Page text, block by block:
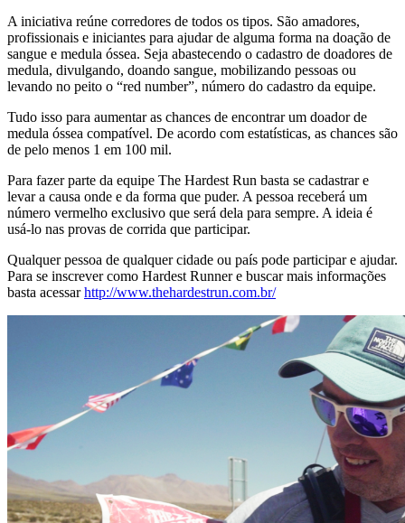
A iniciativa reúne corredores de todos os tipos. São amadores,
profissionais e iniciantes para ajudar de alguma forma na doação de
sangue e medula óssea. Seja abastecendo o cadastro de doadores de
medula, divulgando, doando sangue, mobilizando pessoas ou
levando no peito o “red number”, número do cadastro da equipe.
Tudo isso para aumentar as chances de encontrar um doador de
medula óssea compatível. De acordo com estatísticas, as chances são
de pelo menos 1 em 100 mil.
Para fazer parte da equipe The Hardest Run basta se cadastrar e
levar a causa onde e da forma que puder. A pessoa receberá um
número vermelho exclusivo que será dela para sempre. A ideia é
usá-lo nas provas de corrida que participar.
Qualquer pessoa de qualquer cidade ou país pode participar e ajudar.
Para se inscrever como Hardest Runner e buscar mais informações
basta acessarhttp://www.thehardestrun.com.br/